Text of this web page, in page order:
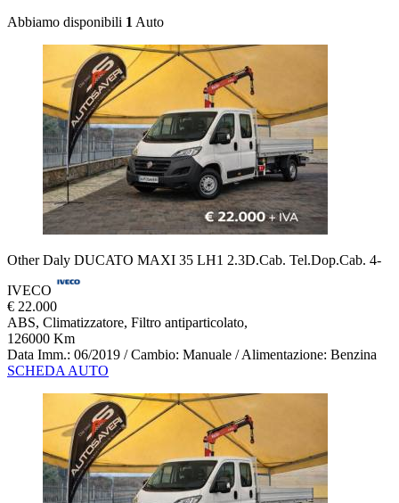
Abbiamo disponibili 1 Auto
Other Daly DUCATO MAXI 35 LH1 2.3D.Cab. Tel.Dop.Cab. 4-
IVECO
€ 22.000
ABS, Climatizzatore, Filtro antiparticolato,
126000 Km
Data Imm.: 06/2019 / Cambio: Manuale / Alimentazione: Benzina
SCHEDA AUTO